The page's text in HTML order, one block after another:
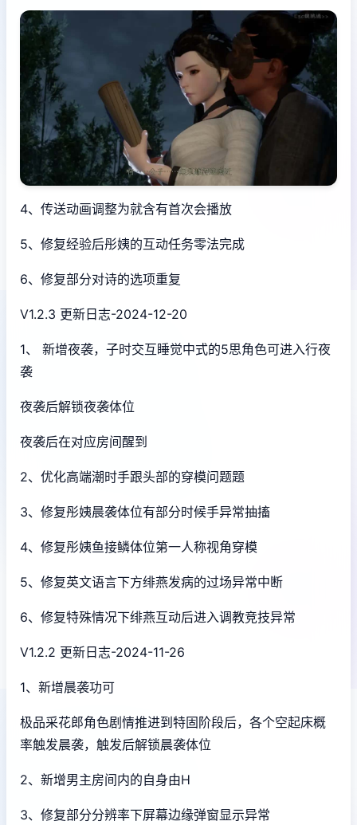
4、传送动画调整为就含有首次会播放
5、修复经验后彤姨的互动任务零法完成
6、修复部分对诗的选项重复
V1.2.3 更新日志-2024-12-20
1、 新增夜袭，子时交互睡觉中式的5思角色可进入行夜
袭
夜袭后解锁夜袭体位
夜袭后在对应房间醒到
2、优化高端潮时手跟头部的穿模问题题
3、修复彤姨晨袭体位有部分时候手异常抽搐
4、修复彤姨鱼接鳞体位第一人称视角穿模
5、修复英文语言下方绯燕发病的过场异常中断
6、修复特殊情况下绯燕互动后进入调教竞技异常
V1.2.2 更新日志-2024-11-26
1、新增晨袭功可
极品采花郎角色剧情推进到特固阶段后，各个空起床概
率触发晨袭，触发后解锁晨袭体位
2、新增男主房间内的自身由H
3、修复部分分辨率下屏幕边缘弹窗显示异常